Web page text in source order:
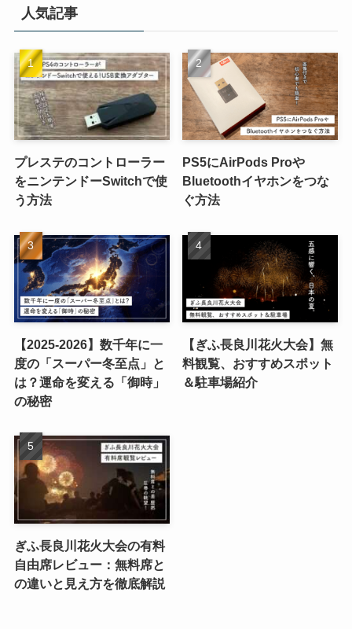
人気記事
プレステのコントローラー
をニンテンドーSwitchで使
う方法
PS5にAirPods Proや
Bluetoothイヤホンをつな
ぐ方法
【2025-2026】数千年に一
度の「スーパー冬至点」と
は？運命を変える「御時」
の秘密
【ぎふ長良川花火大会】無
料観覧、おすすめスポット
＆駐車場紹介
ぎふ長良川花火大会の有料
自由席レビュー：無料席と
の違いと見え方を徹底解説